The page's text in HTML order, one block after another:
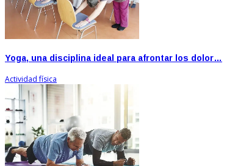
Yoga, una disciplina ideal para afrontar los dolor…
Actividad física